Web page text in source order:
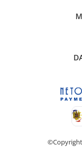
©Copyright